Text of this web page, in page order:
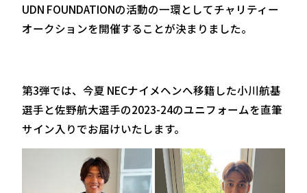
UDN FOUNDATIONの活動の一環としてチャリティー
オークションを開催することが決まりました。
第3弾では、今夏 NECナイメヘンへ移籍した小川航基
選手と佐野航大選手の2023-24のユニフォームを直筆
サイン入りでお届けいたします。